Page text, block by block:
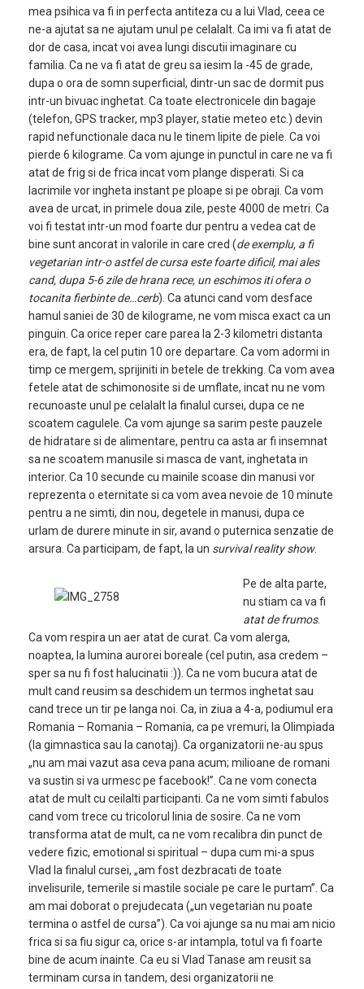
mea psihica va fi in perfecta antiteza cu a lui Vlad, ceea ce
ne-a ajutat sa ne ajutam unul pe celalalt. Ca imi va fi atat de
dor de casa, incat voi avea lungi discutii imaginare cu
familia. Ca ne va fi atat de greu sa iesim la -45 de grade,
dupa o ora de somn superficial, dintr-un sac de dormit pus
intr-un bivuac inghetat. Ca toate electronicele din bagaje
(telefon, GPS tracker, mp3 player, statie meteo etc.) devin
rapid nefunctionale daca nu le tinem lipite de piele. Ca voi
pierde 6 kilograme. Ca vom ajunge in punctul in care ne va fi
atat de frig si de frica incat vom plange disperati. Si ca
lacrimile vor ingheta instant pe ploape si pe obraji. Ca vom
avea de urcat, in primele doua zile, peste 4000 de metri. Ca
voi fi testat intr-un mod foarte dur pentru a vedea cat de
bine sunt ancorat in valorile in care cred (de exemplu, a fi
vegetarian intr-o astfel de cursa este foarte dificil, mai ales
cand, dupa 5-6 zile de hrana rece, un eschimos iti ofera o
tocanita fierbinte de…cerb). Ca atunci cand vom desface
hamul saniei de 30 de kilograme, ne vom misca exact ca un
pinguin. Ca orice reper care parea la 2-3 kilometri distanta
era, de fapt, la cel putin 10 ore departare. Ca vom adormi in
timp ce mergem, sprijiniti in betele de trekking. Ca vom avea
fetele atat de schimonosite si de umflate, incat nu ne vom
recunoaste unul pe celalalt la finalul cursei, dupa ce ne
scoatem cagulele. Ca vom ajunge sa sarim peste pauzele
de hidratare si de alimentare, pentru ca asta ar fi insemnat
sa ne scoatem manusile si masca de vant, inghetata in
interior. Ca 10 secunde cu mainile scoase din manusi vor
reprezenta o eternitate si ca vom avea nevoie de 10 minute
pentru a ne simti, din nou, degetele in manusi, dupa ce
urlam de durere minute in sir, avand o puternica senzatie de
arsura. Ca participam, de fapt, la un survival reality show.
Pe de alta parte,
nu stiam ca va fi
atat de frumos.
Ca vom respira un aer atat de curat. Ca vom alerga,
noaptea, la lumina aurorei boreale (cel putin, asa credem –
sper sa nu fi fost halucinatii :)). Ca ne vom bucura atat de
mult cand reusim sa deschidem un termos inghetat sau
cand trece un tir pe langa noi. Ca, in ziua a 4-a, podiumul era
Romania – Romania – Romania, ca pe vremuri, la Olimpiada
(la gimnastica sau la canotaj). Ca organizatorii ne-au spus
„nu am mai vazut asa ceva pana acum; milioane de romani
va sustin si va urmesc pe facebook!”. Ca ne vom conecta
atat de mult cu ceilalti participanti. Ca ne vom simti fabulos
cand vom trece cu tricolorul linia de sosire. Ca ne vom
transforma atat de mult, ca ne vom recalibra din punct de
vedere fizic, emotional si spiritual – dupa cum mi-a spus
Vlad la finalul cursei, „am fost dezbracati de toate
invelisurile, temerile si mastile sociale pe care le purtam”. Ca
am mai doborat o prejudecata („un vegetarian nu poate
termina o astfel de cursa”). Ca voi ajunge sa nu mai am nicio
frica si sa fiu sigur ca, orice s-ar intampla, totul va fi foarte
bine de acum inainte. Ca eu si Vlad Tanase am reusit sa
terminam cursa in tandem, desi organizatorii ne